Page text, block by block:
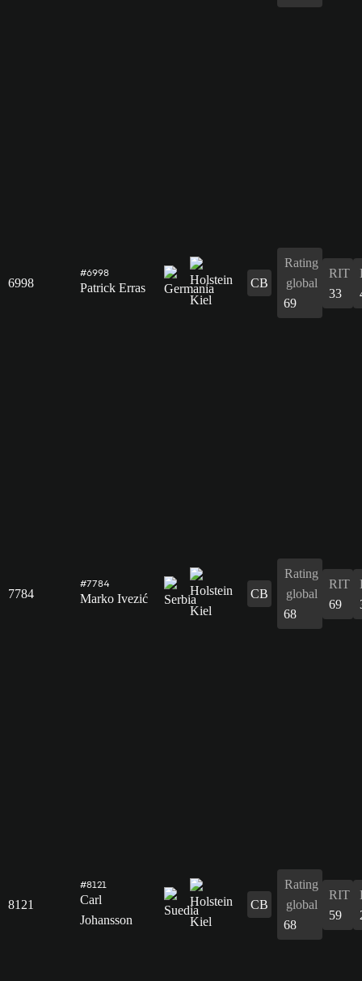
6998
#6998
Patrick Erras CB
Rating
global
69
RIT
33
7784
#7784
Marko Ivezić CB
Rating
global
68
RIT
69
8121
#8121
Carl
Johansson
CB
Rating
global
68
RIT
59